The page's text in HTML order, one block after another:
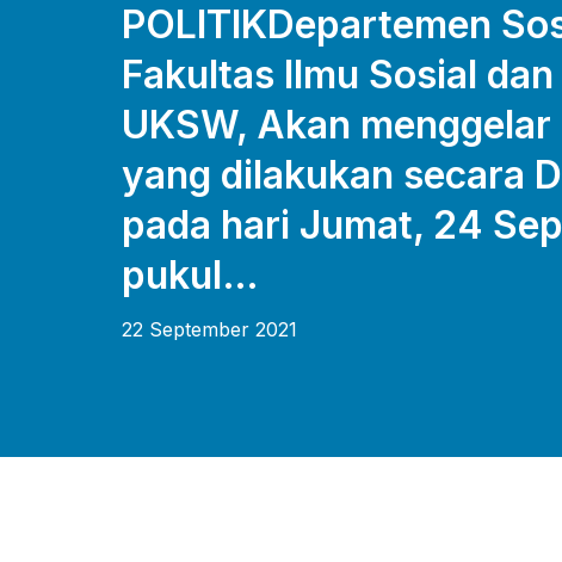
POLITIKDepartemen
Fakultas Ilmu Sosial
UKSW, Akan
yang dilakukan secara
pada hari Jumat, 24
pukul…
22 September 2021